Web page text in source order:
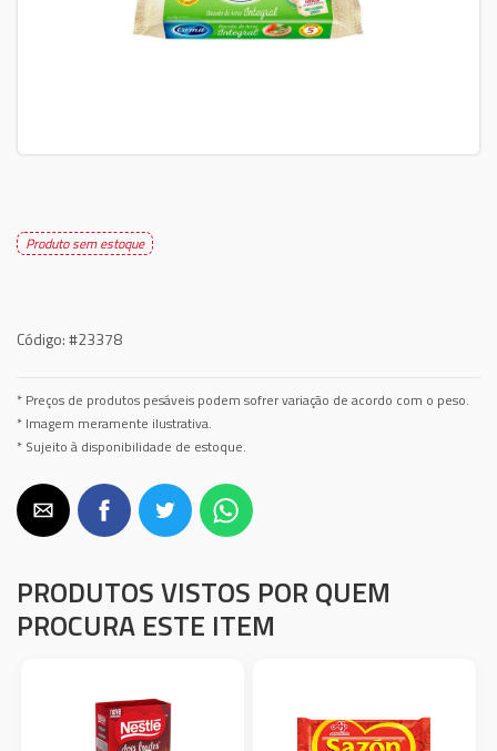
Produto sem estoque
Código:#23378
* Preços de produtos pesáveis podem sofrer variação de acordo com o peso.
* Imagem meramente ilustrativa.
* Sujeito à disponibilidade de estoque.
PRODUTOS VISTOS POR QUEM
PROCURA ESTE ITEM